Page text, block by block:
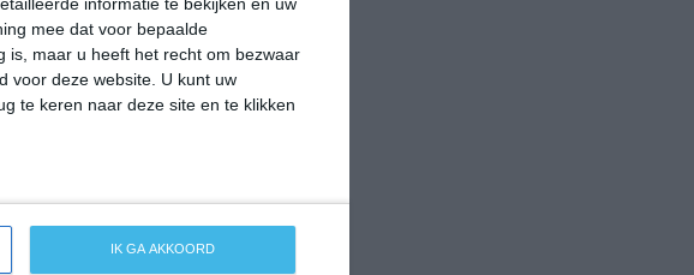
mee dat voor bepaalde
is, maar u heeft het recht om bezwaar
voor deze website. U kunt uw
te keren naar deze site en te klikken
IK GA AKKOORD
gemiddelde
op deze
Als je
gemiddelde